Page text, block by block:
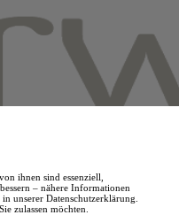
ihnen sind essenziell,
– nähere Informationen
unserer Datenschutzerklärung.
zulassen möchten.